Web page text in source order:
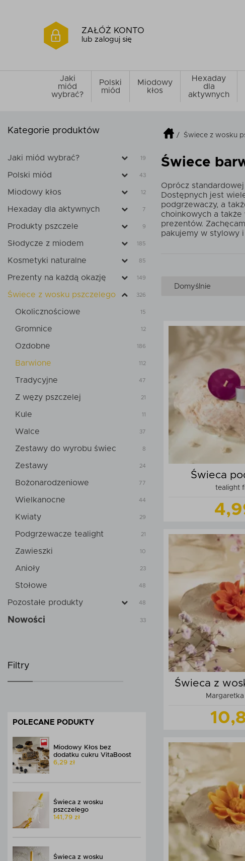
ZAŁÓŻ KONTO
lub zaloguj się
Jaki
miód
wybrać?
Polski
miód
Miodowy
kłos
Hexaday
dla
aktywnych
Kategorie produktów
Jaki miód wybrać? 19
Polski miód 43
Miodowy kłos 12
Hexaday dla aktywnych 7
Produkty pszczele 9
Słodycze z miodem 185
Kosmetyki naturalne 85
Prezenty na każdą okazję 149
Świece z wosku pszczelego 326
Okolicznościowe 15
Gromnice 12
Ozdobne 186
Barwione 112
Tradycyjne 47
Z węzy pszczelej 21
Kule 11
Walce 37
Zestawy do wyrobu świec 8
Zestawy 24
Bożonarodzeniowe 77
Wielkanocne 44
Kwiaty 29
Podgrzewacze tealight 21
Zawieszki 10
Anioły 23
Stołowe 48
Pozostałe produkty 48
Nowości 33
Filtry
POLECANE PODUKTY
Miodowy Kłos bez
dodatku cukru VitaBoost
6,29 zł
Świeca z wosku
pszczelego
141,79 zł
Świeca z wosku
/ Świece z wosku
Świece
Oprócz
Dostępnych jest
podgrzewaczy, a
choinkowych a także
prezentów.
pakujemy w stylowy
Świeca
tealight
Dodaj
Świeca z
Dodaj